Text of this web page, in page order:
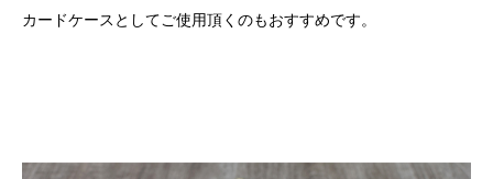
カードケースとしてご使用頂くのもおすすめです。